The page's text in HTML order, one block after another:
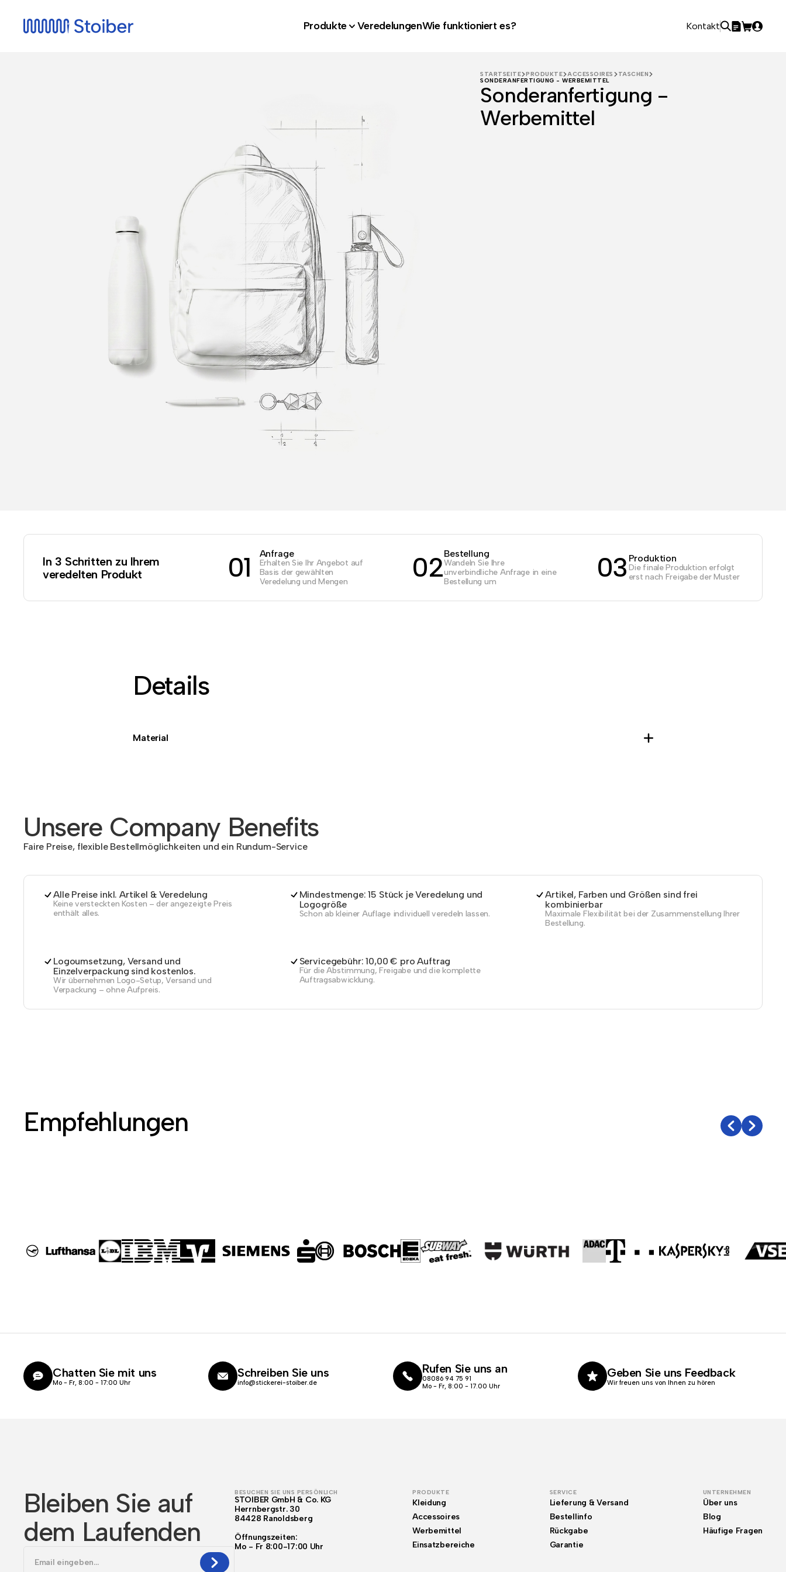
Produkte VeredelungenWie funktioniert es? Kontakt
STARTSEITE PRODUKTE ACCESSOIRES
TASCHEN
SONDERANFERTIGUNG - WERBEMITTEL
Sonderanfertigung -
Werbemittel
In 3 Schritten zu Ihrem
veredelten Produkt
01 Anfrage
Erhalten Sie Ihr Angebot auf
Basis der gewählten
Veredelung und Mengen
02Bestellung
Wandeln Sie Ihre
unverbindliche Anfrage in eine
Bestellung um
03 Produktion
Die finale Produktion erfolgt
erst nach Freigabe der Muster
Details
Material
Unsere Company Benefits
Faire Preise, flexible Bestellmöglichkeiten und ein Rundum-Service
Alle Preise inkl. Artikel & Veredelung
Keine versteckten Kosten – der angezeigte Preis
enthält alles.
Mindestmenge: 15 Stück je Veredelung und
Logogröße
Schon ab kleiner Auflage individuell veredeln lassen.
Artikel, Farben und Größen sind frei
kombinierbar
Maximale Flexibilität bei der Zusammenstellung Ihrer
Bestellung.
Logoumsetzung, Versand und
Einzelverpackung sind kostenlos.
Wir übernehmen Logo-Setup, Versand und
Verpackung – ohne Aufpreis.
Servicegebühr: 10,00 € pro Auftrag
Für die Abstimmung, Freigabe und die komplette
Auftragsabwicklung.
Empfehlungen
Chatten Sie mit uns
Mo - Fr, 8:00 - 17:00 Uhr
Schreiben Sie uns
info@stickerei-stoiber.de
Rufen Sie uns an
08086 94 75 91
Mo - Fr, 8:00 - 17.00 Uhr
Geben Sie uns Feedback
Wir freuen uns von Ihnen zu hören
Bleiben Sie auf
dem Laufenden
BESUCHEN SIE UNS PERSÖNLICH
STOIBER GmbH & Co. KG
Herrnbergstr. 30
84428 Ranoldsberg
Öffnungszeiten:
Mo - Fr 8:00-17:00 Uhr
PRODUKTE
Kleidung
Accessoires
Werbemittel
Einsatzbereiche
SERVICE
Lieferung & Versand
Bestellinfo
Rückgabe
Garantie
UNTERNEHMEN
Über uns
Blog
Häufige Fragen